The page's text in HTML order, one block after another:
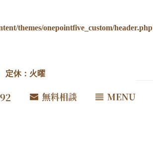
themes/onepointfive_custom/header.php
定休：火曜